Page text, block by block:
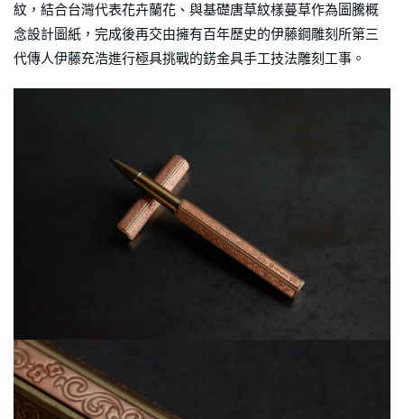
紋，結合台灣代表花卉蘭花、與基礎唐草紋樣蔓草作為圖騰概
念設計圖紙，完成後再交由擁有百年歷史的伊藤鋼雕刻所第三
代傳人伊藤充浩進行極具挑戰的錺金具手工技法雕刻工事。